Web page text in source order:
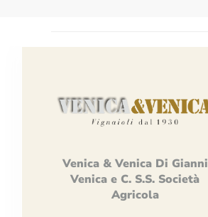
Venica &Venica Di Gianni
VenicaeC. S.S. Società
Agricola